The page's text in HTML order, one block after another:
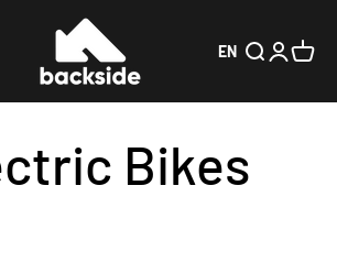
Backside Verbier
EN Ouvrir laOuvrir le
Voir le